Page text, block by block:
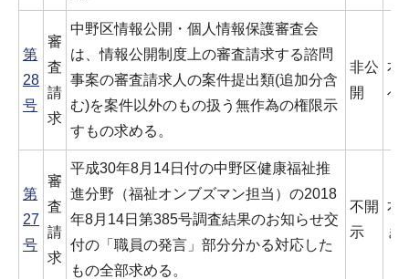
第
28
号
審
査
請
求
中野区情報公開・個人情報保護審査会
は、情報公開制度上の審査請求する諮問
事案の審査請求人の案件提出類(追加分含
む)を案件以外のもの扱う無作為の権限示
すもの求める。
非公
開
本
べ
第
27
号
審
査
請
求
平成30年8月14日付の中野区健康福祉推
進分野（福祉オンブズマン担当）の2018
年8月14日第385号調査結果のお知らせ交
付の「職員の発言」部分分かる対応した
もの全部求める。
不開
示
本
き